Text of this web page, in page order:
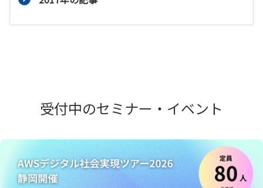
受付中のセミナー・イベント